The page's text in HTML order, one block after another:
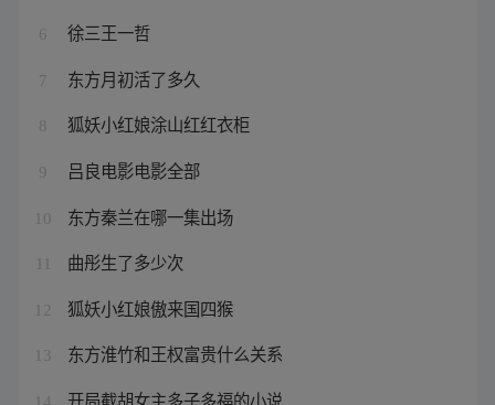
6 徐三王一哲
7 东方月初活了多久
8 狐妖小红娘涂山红红衣柜
9 吕良电影电影全部
10 东方秦兰在哪一集出场
曲彤生了多少次
12 狐妖小红娘傲来国四猴
13 东方淮竹和王权富贵什么关系
14 开局截胡女主多子多福的小说